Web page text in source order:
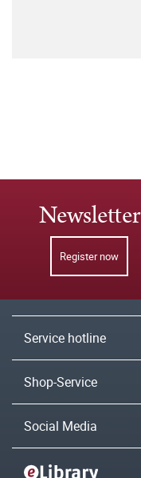
Newsletter
Register now
Service hotline
Shop-Service
Social Media